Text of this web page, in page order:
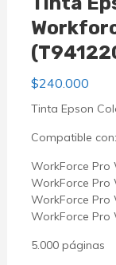
$240.000
Tinta Epson
Compatible con:
WorkForce Pro
WorkForce Pro
WorkForce Pro
WorkForce Pro
5.000 páginas